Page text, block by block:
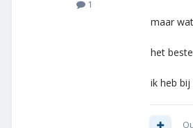
1
maar
het
ik heb